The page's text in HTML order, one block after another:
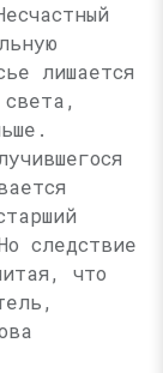
лишается
следствие
что